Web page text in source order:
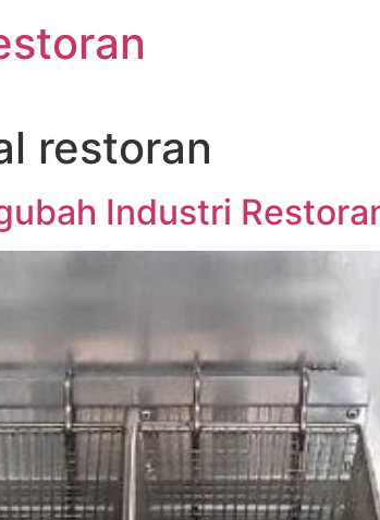
restoran
Industri